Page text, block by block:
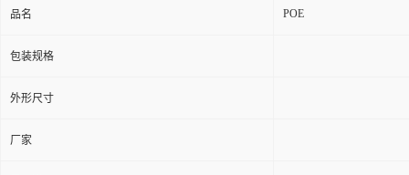
品名 POE
包装规格
外形尺寸
厂家